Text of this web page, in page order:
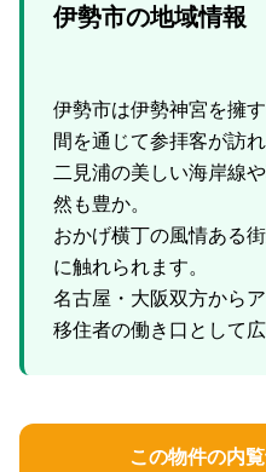
伊勢市の地域情報
伊勢市は伊勢神宮を擁
間を通じて参拝客が訪
二見浦の美しい海岸線
然も豊か。
おかげ横丁の風情ある
に触れられます。
名古屋・大阪双方から
この物件の内